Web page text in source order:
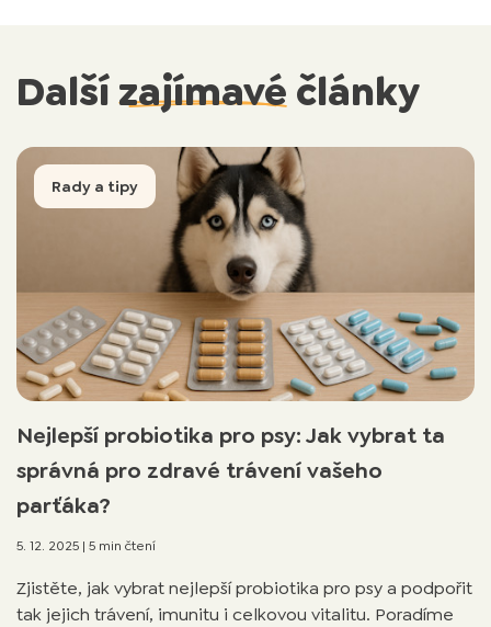
Dalšízajímavéčlánky
Rady a tipy
Nejlepší probiotika pro psy: Jak vybrat ta
správná pro zdravé trávení vašeho
parťáka?
5. 12. 2025 | 5 min čtení
Zjistěte, jak vybrat nejlepší probiotika pro psy a podpořit
tak jejich trávení, imunitu i celkovou vitalitu. Poradíme